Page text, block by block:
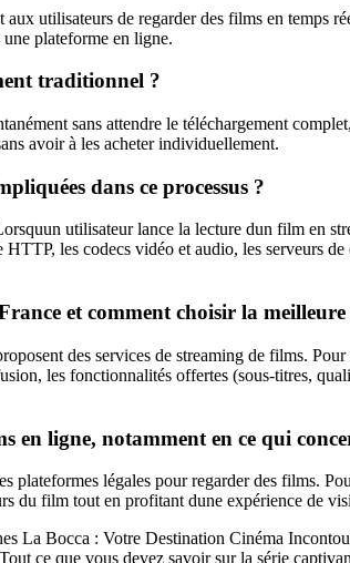
utilisateurs de regarder des films en temps
plateforme en ligne.
traditionnel ?
sans attendre le téléchargement
avoir à les acheter individuellement.
dans ce processus ?
utilisateur lance la lecture dun film en
les codecs vidéo et audio, les serveurs
et comment choisir la
des services de streaming de films.
les fonctionnalités offertes (sous-titres,
en ligne, notamment en ce qui
plateformes légales pour regarder des films.
du film tout en profitant dune expérience de
La Bocca : Votre Destination Cinéma
ce que vous devez savoir sur la série